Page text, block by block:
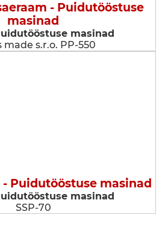
- Puidutööstuse
masinad
masinad
made s.r.o. PP-550
Puidutööstuse masinad
masinad
SSP-70